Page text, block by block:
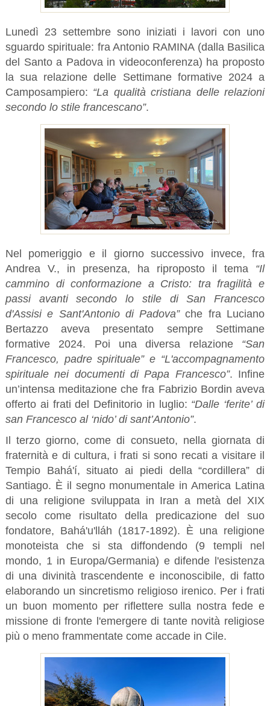
Lunedì 23 settembre sono iniziati i lavori con uno
sguardo spirituale: fra Antonio RAMINA (dalla Basilica
del Santo a Padova in videoconferenza) ha proposto
la sua relazione delle Settimane formative 2024 a
Camposampiero: “La qualità cristiana delle relazioni
secondo lo stile francescano”.
Nel pomeriggio e il giorno successivo invece, fra
Andrea V., in presenza, ha riproposto il tema “Il
cammino di conformazione a Cristo: tra fragilità e
passi avanti secondo lo stile di San Francesco
d'Assisi e Sant'Antonio di Padova”che fra Luciano
Bertazzo aveva presentato sempre Settimane
formative 2024. Poi una diversa relazione “San
Francesco, padre spirituale” e “L'accompagnamento
spirituale nei documenti di Papa Francesco”. Infine
un’intensa meditazione che fra Fabrizio Bordin aveva
offerto ai frati del Definitorio in luglio: “Dalle ‘ferite’ di
san Francesco al ‘nido’ di sant’Antonio”.
Il terzo giorno, come di consueto, nella giornata di
fraternità e di cultura, i frati si sono recati a visitare il
Tempio Bahá'í, situato ai piedi della “cordillera” di
Santiago. È il segno monumentale in America Latina
di una religione sviluppata in Iran a metà del XIX
secolo come risultato della predicazione del suo
fondatore, Bahá'u'lláh (1817-1892). È una religione
monoteista che si sta diffondendo (9 templi nel
mondo, 1 in Europa/Germania) e difende l'esistenza
di una divinità trascendente e inconoscibile, di fatto
elaborando un sincretismo religioso irenico. Per i frati
un buon momento per riflettere sulla nostra fede e
missione di fronte l'emergere di tante novità religiose
più o meno frammentate come accade in Cile.